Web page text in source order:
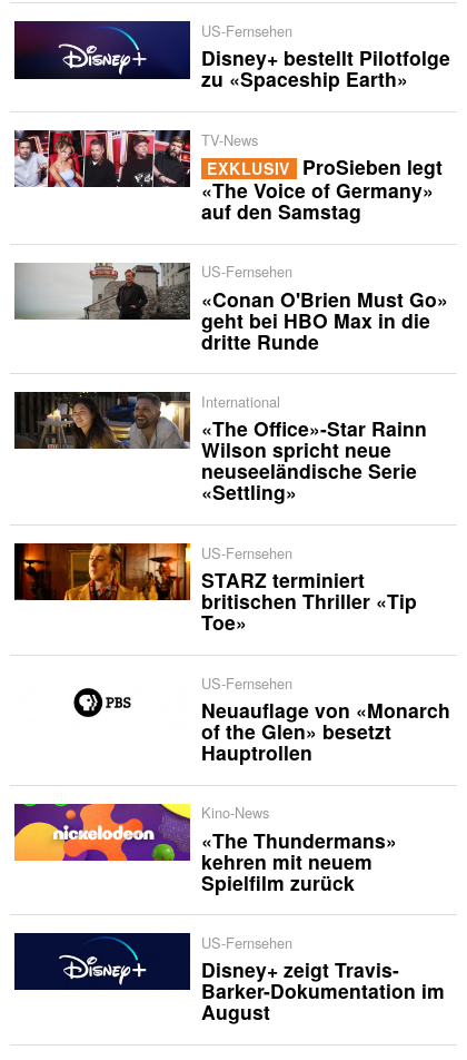
US-Fernsehen
Disney+ bestellt Pilotfolge
zu «Spaceship Earth»
TV-News
EXKLUSIV ProSieben legt
«The Voice of Germany»
auf den Samstag
US-Fernsehen
«Conan O'Brien Must Go»
geht bei HBO Max in die
dritte Runde
International
«The Office»-Star Rainn
Wilson spricht neue
neuseeländische Serie
«Settling»
US-Fernsehen
STARZ terminiert
britischen Thriller «Tip
Toe»
US-Fernsehen
Neuauflage von «Monarch
of the Glen» besetzt
Hauptrollen
Kino-News
«The Thundermans»
kehren mit neuem
Spielfilm zurück
US-Fernsehen
Disney+ zeigt Travis-
Barker-Dokumentation im
August